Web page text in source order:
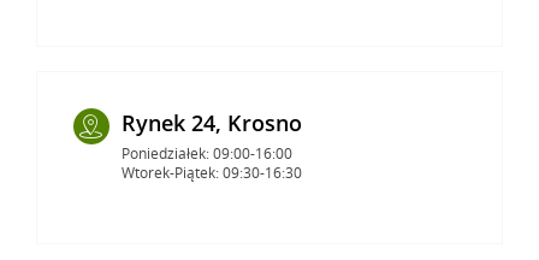
Rynek 24, Krosno
Poniedziałek: 09:00-16:00
Wtorek-Piątek: 09:30-16:30